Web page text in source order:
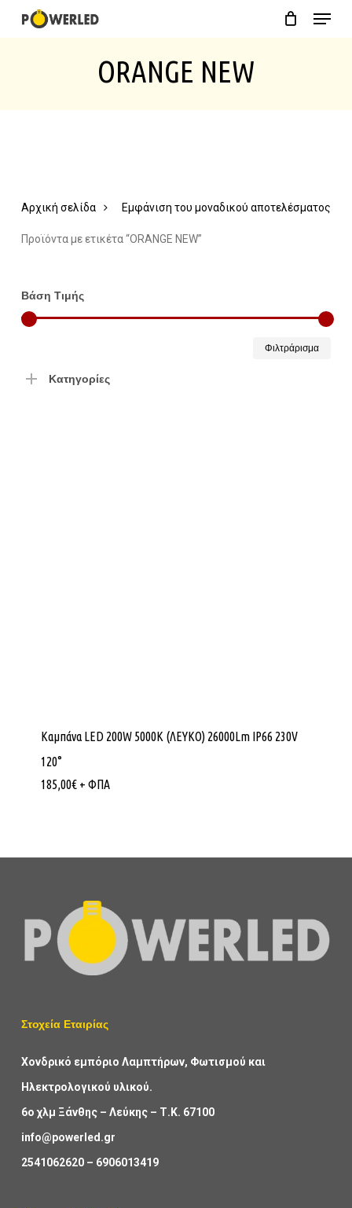
Menu
ORANGE NEW
Εμφάνιση του μοναδικού αποτελέσματος
Αρχική σελίδα
Προϊόντα με ετικέτα “ORANGE NEW”
Βάση Τιμής
Φιλτράρισμα
Κατηγορίες
Καμπάνα LED 200W 5000K (ΛΕΥΚΟ) 26000Lm IP66 230V
120°
185,00€ + ΦΠΑ
Στοχεία Εταιρίας
Χονδρικό εμπόριο Λαμπτήρων, Φωτισμού και
Ηλεκτρολογικού υλικού.
6ο χλμ Ξάνθης – Λεύκης – Τ.Κ. 67100
info@powerled.gr
2541062620– 6906013419